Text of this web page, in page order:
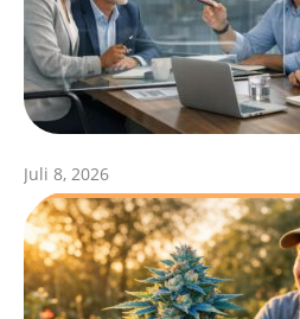
Juli 8, 2026